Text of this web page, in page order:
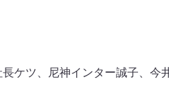
ケツ、尼神インター誠子、今